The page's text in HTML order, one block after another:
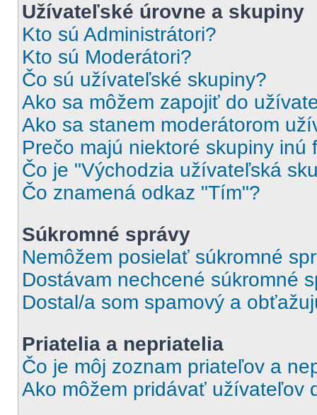
Užívateľské úrovne a skupiny
Kto sú Administrátori?
Kto sú Moderátori?
Čo sú užívateľské skupiny?
Ako sa môžem zapojiť do
Ako sa stanem moderátorom
Prečo majú niektoré skupiny inú
Čo je "Východzia užívateľská
Čo znamená odkaz "Tím"?
Súkromné správy
Nemôžem posielať súkromné
Dostávam nechcené súkromné
Dostal/a som spamový a
Priatelia a nepriatelia
Čo je môj zoznam priateľov a
Ako môžem pridávať užívateľov